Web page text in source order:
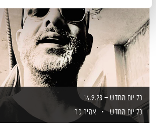
כל יום מחדש – 14.9.23
כל יום מחדש
אמיר פרי